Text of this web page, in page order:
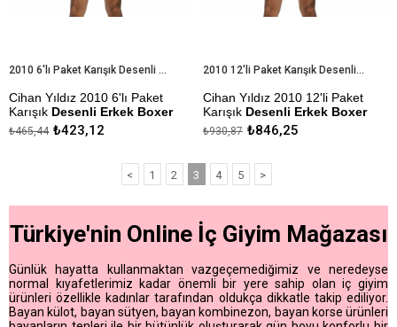
2010 6'lı Paket Karışık Desenli Erkek Boxer
Cihan Yıldız 2010 6'lı Paket
Karışık Desenli Erkek Boxer
Ürünler Stok Durumuna Göre
Desen Değişiklikleri Olabilir.
₺423,12
₺465,44
2010 12'li Paket Karışık Desenli Erkek Boxer
Cihan Yıldız 2010 12'li Paket
Karışık Desenli Erkek Boxer
Ürünler Stok Durumuna Göre
Desen Değişiklikleri Olabilir.
₺846,25
₺930,87
< 1 2 3 4 5 >
Türkiye'nin Online İç Giyim Mağazası
Günlük hayatta kullanmaktan vazgeçemediğimiz ve neredeyse
normal kıyafetlerimiz kadar önemli bir yere sahip olan iç giyim
ürünleri özellikle kadınlar tarafından oldukça dikkatle takip ediliyor.
Bayan külot, bayan sütyen, bayan kombinezon, bayan korse ürünleri